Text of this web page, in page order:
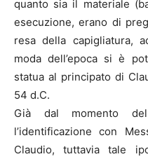
quanto sia il materiale
esecuzione, erano di
resa della capigliatura,
moda dell’epoca si è
statua al principato di
54 d.C.
Già dal momento
l’identificazione con
Claudio, tuttavia tale